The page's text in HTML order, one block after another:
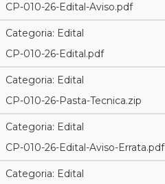
CP-010-26-Edital-Aviso.pdf
Categoria: Edital
CP-010-26-Edital.pdf
Categoria: Edital
CP-010-26-Pasta-Tecnica.zip
Categoria: Edital
CP-010-26-Edital-Aviso-Errata.pdf
Categoria: Edital